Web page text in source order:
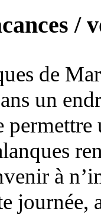
/
de
un
à
journée,